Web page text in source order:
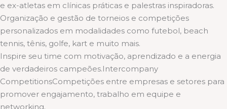
e ex-atletas em clínicas práticas e palestras inspiradoras.
Organização e gestão de torneios e competições
personalizados em modalidades como futebol, beach
tennis, tênis, golfe, kart e muito mais.
Inspire seu time com motivação, aprendizado e a energia
de verdadeiros campeões.Intercompany
CompetitionsCompetições entre empresas e setores para
promover engajamento, trabalho em equipe e
networking.